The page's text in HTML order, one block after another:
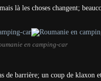
là les choses changent;
en camping-car
de barrière; un coup de klaxon